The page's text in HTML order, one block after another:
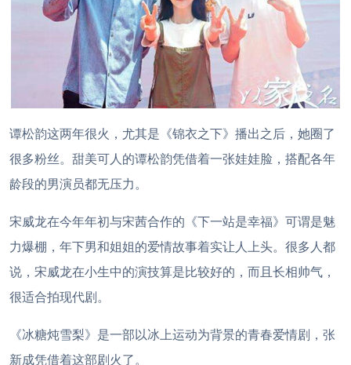
谭松韵这两年很火，尤其是《锦衣之下》播出之后，她圈了
很多粉丝。甜美可人的谭松韵凭借着一张娃娃脸，搭配各年
龄段的男演员都无压力。
宋威龙在今年年初与宋茜合作的《下一站是幸福》可谓是魅
力爆棚，年下男和姐姐的爱情故事着实让人上头。很多人都
说，宋威龙在小生中的演技算是比较好的，而且长相帅气，
很适合拍现代剧。
《冰糖炖雪梨》是一部以冰上运动为背景的青春爱情剧，张
新成凭借着这部剧火了。